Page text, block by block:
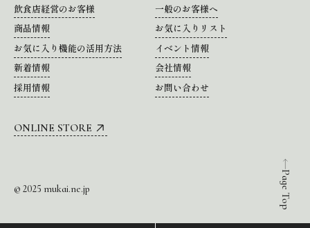
Page Top
飲食店経営のお客様
一般のお客様へ
商品情報
お気に入りリスト
お気に入り機能の活用方法
イベント情報
新着情報
会社情報
採用情報
お問い合わせ
ONLINE STORE
© 2025 mukai.ne.jp